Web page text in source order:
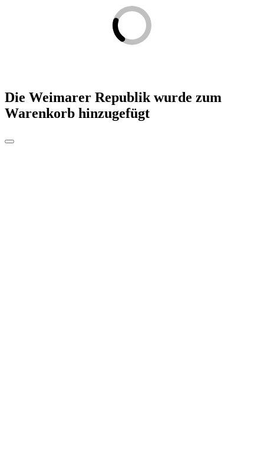
Die Weimarer Republikwurde zum
Warenkorb hinzugefügt